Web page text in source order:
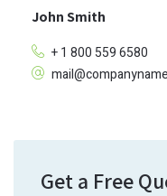
John Smith
+ 1 800 559 6580
Get a Free